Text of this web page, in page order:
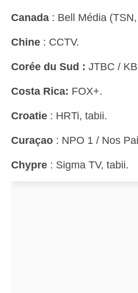
Canada : Bell Média
Chine : CCTV.
Corée du Sud : JTBC /
Costa Rica: FOX+.
Croatie : HRTi, tabii.
Curaçao : NPO 1 / Nos
Chypre : Sigma TV, tabii.